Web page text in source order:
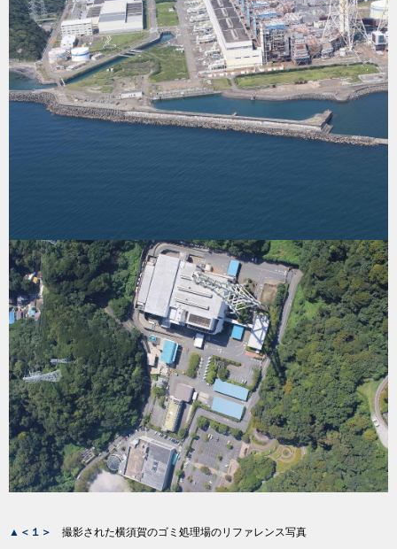
▲＜１＞ 撮影された横須賀のゴミ処理場のリファレンス写真